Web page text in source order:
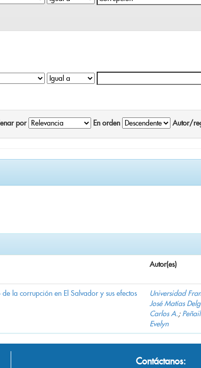
por En orden Autor/
Autor(es)
la corrupción en El Salvador y sus efectos
Universidad
José Matías
Carlos A.;
Evelyn
Contáctanos: